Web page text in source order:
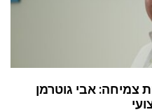
צמיחה: אבי גוטרמן